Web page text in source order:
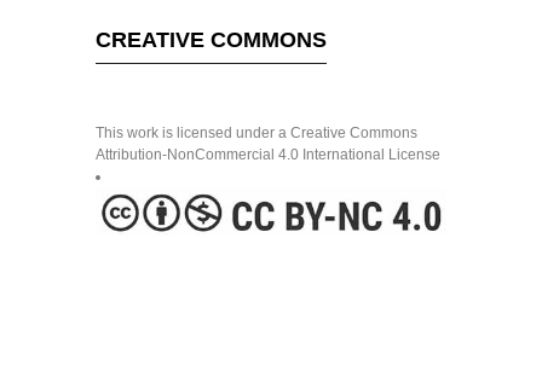
CREATIVE COMMONS
This work is licensed under a Creative Commons
Attribution-NonCommercial 4.0 International License